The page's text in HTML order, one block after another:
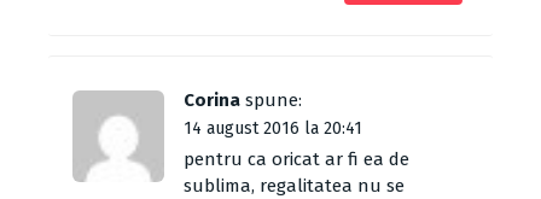
Corina spune:
14 august 2016 la 20:41
pentru ca oricat ar fi ea de
sublima, regalitatea nu se